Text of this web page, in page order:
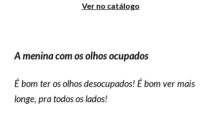
Ver no catálogo
A menina com os olhos ocupados
É bom ter os olhos desocupados! É bom ver mais
longe, pra todos os lados!